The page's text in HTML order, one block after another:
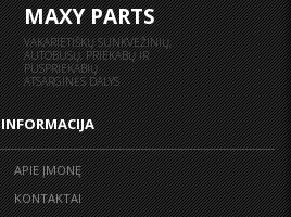
MAXY PARTS
VAKARIETIŠKŲ SUNKVEŽINIŲ,
AUTOBUSŲ, PRIEKABŲ IR
PUSPRIEKABIŲ
ATSARGINĖS DALYS
INFORMACIJA
APIE ĮMONĘ
KONTAKTAI